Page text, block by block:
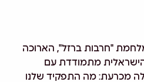
"חרבות ברזל", הארוכה
מתמודדת עם
מכרעת: מה התפקיד שלנו